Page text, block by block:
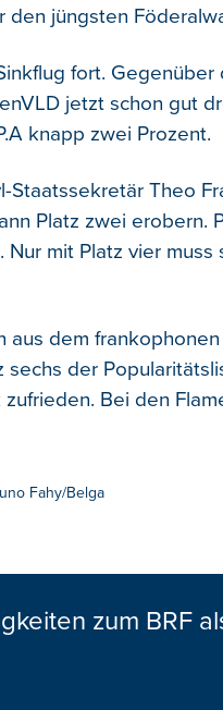
jüngsten
fort. Gegenüber
jetzt schon gut
knapp zwei Prozent.
Theo
Platz zwei erobern.
mit Platz vier muss
aus dem
der
Bei den
Fahy/Belga
zum BRF